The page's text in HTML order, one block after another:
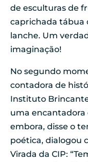
de esculturas de
caprichada tábua
lanche. Um
imaginação!
No segundo
contadora de
Instituto
uma encantadora
embora, disse o
poética, dialogou
Virada da CIP: